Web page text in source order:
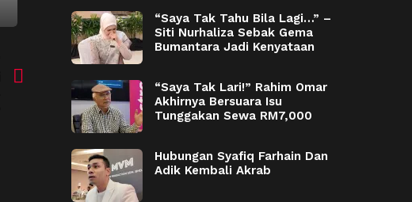
“Saya Tak Tahu Bila Lagi…” –
Siti Nurhaliza Sebak Gema
Bumantara Jadi Kenyataan
“Saya Tak Lari!” Rahim Omar
Akhirnya Bersuara Isu
Tunggakan Sewa RM7,000
Hubungan Syafiq Farhain Dan
Adik Kembali Akrab